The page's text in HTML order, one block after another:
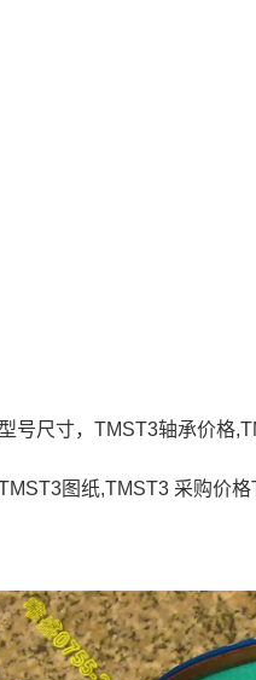
号尺寸，TMST3轴承价格
图纸,TMST3 采购价